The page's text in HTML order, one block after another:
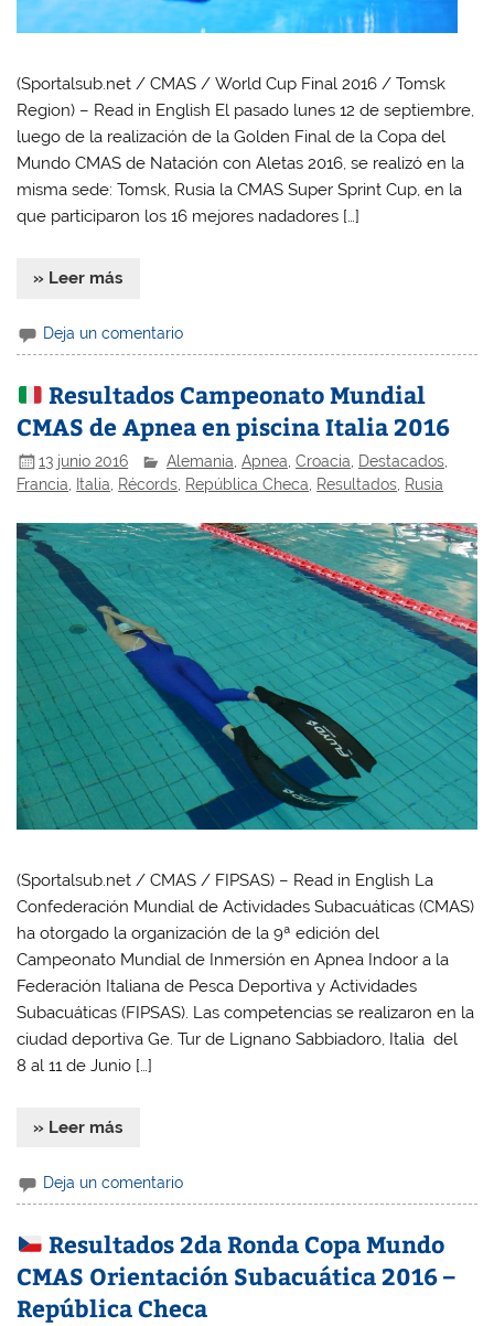
(Sportalsub.net / CMAS / World Cup Final 2016 / Tomsk
Region) – Read in English El pasado lunes 12 de septiembre,
luego de la realización de la Golden Final de la Copa del
Mundo CMAS de Natación con Aletas 2016, se realizó en la
misma sede: Tomsk, Rusia la CMAS Super Sprint Cup, en la
que participaron los 16 mejores nadadores […]
» Leer más
Deja un comentario
Resultados Campeonato Mundial
CMAS de Apnea en piscina Italia 2016
13 junio 2016 Alemania ,Apnea ,Croacia Destacados
Francia, Italia, Récords, República Checa, Resultados, Rusia
(Sportalsub.net / CMAS / FIPSAS) – Read in English La
Confederación Mundial de Actividades Subacuáticas (CMAS)
ha otorgado la organización de la 9ª edición del
Campeonato Mundial de Inmersión en Apnea Indoor a la
Federación Italiana de Pesca Deportiva y Actividades
Subacuáticas (FIPSAS). Las competencias se realizaron en la
ciudad deportiva Ge. Tur de Lignano Sabbiadoro, Italia del
8 al 11 de Junio […]
» Leer más
Deja un comentario
Resultados 2da Ronda Copa Mundo
CMAS Orientación Subacuática 2016 –
República Checa